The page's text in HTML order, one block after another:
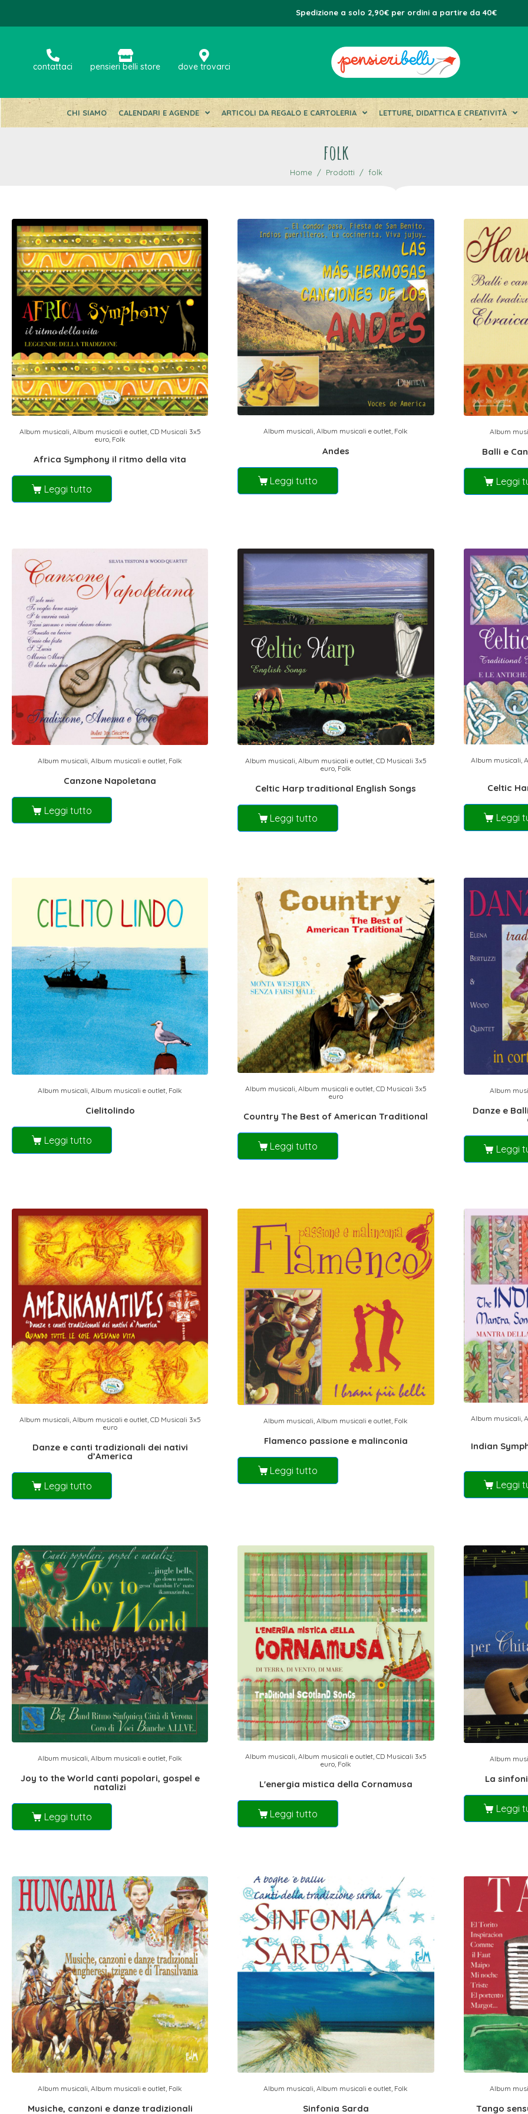
Spedizione a solo 2,90€ per ordini a partire da 40€
contattaci pensieri belli store dove trovarci
CHI SIAMO CALENDARI E AGENDE ARTICOLI DA REGALO E CARTOLERIA LETTURE, DIDATTICA E CREATIVITÀ
folk
Home Prodotti folk
Album musicali, Album musicali e outlet, CD Musicali 3x5
euro, Folk
Africa Symphony il ritmo della vita
Leggi tutto
Album musicali,Album musicali e outlet, Folk
Andes
Leggi tutto
Album
Balli e
Leggi
Album musicali ,Album musicali e outlet Folk
Canzone Napoletana
Leggi tutto
Album musicali, Album musicali e outlet, CD Musicali 3x5
euro, Folk
Celtic Harp traditional English Songs
Leggi tutto
Album musicali,
Celtic
Leggi
Album musicali ,Album musicali e outlet Folk
Cielitolindo
Leggi tutto
Album musicali Album musicali e outlet, CD Musicali 3x5
euro
Country The Best of American Traditional
Leggi tutto
Album
Danze e
Leggi
Album musicali, Album musicali e outlet, CD Musicali 3x5
euro
Danze e canti tradizionali dei nativi
d’America
Leggi tutto
Album musicali ,Album musicali e outlet Folk
Flamenco passione e malinconia
Leggi tutto
Album musicali ,
Indian
Leggi
Album musicali ,Album musicali e outlet Folk
Joy to the World canti popolari, gospel e
natalizi
Leggi tutto
Album musicali Album musicali e outlet, CD Musicali 3x5
euro, Folk
L'energia mistica della Cornamusa
Leggi tutto
Album
La
Leggi
Album musicali ,Album musicali e outlet Folk
Musiche, canzoni e danze tradizionali
Album musicali ,Album musicali e outlet Folk
Sinfonia Sarda
Album
Tango